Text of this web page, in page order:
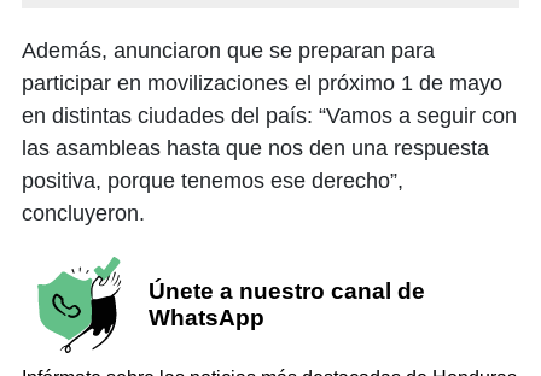
Además, anunciaron que se preparan para
participar en movilizaciones el próximo 1 de mayo
en distintas ciudades del país: “Vamos a seguir con
las asambleas hasta que nos den una respuesta
positiva, porque tenemos ese derecho”,
concluyeron.
Únete a nuestro canal de
WhatsApp